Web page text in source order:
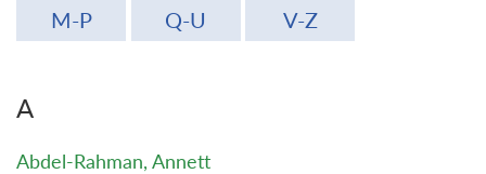
M-P Q-U V-Z
A
Abdel-Rahman, Annett